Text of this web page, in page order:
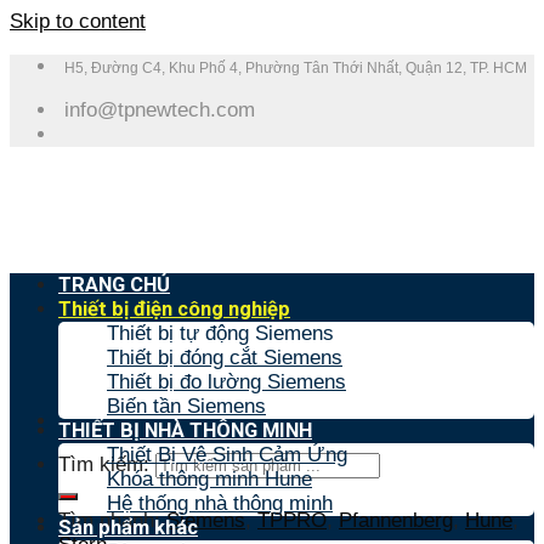
Skip to content
H5, Đường C4, Khu Phố 4, Phường Tân Thới Nhất, Quận 12, TP. HCM
info@tpnewtech.com
Tìm kiếm:
Tìm nhanh:Siemens,TPPRO,Pfannenberg,Hune,
TRANG CHỦ
Thiết bị điện công nghiệp
Thiết bị tự động Siemens
Thiết bị đóng cắt Siemens
Thiết bị đo lường Siemens
Biến tần Siemens
THIẾT BỊ NHÀ THÔNG MINH
Thiết Bị Vệ Sinh Cảm Ứng
Khóa thông minh Hune
Hệ thống nhà thông minh
Sản phẩm khác